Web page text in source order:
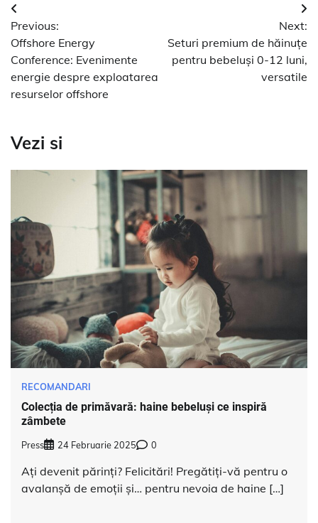
Navigare
în
articole
Previous:
Offshore Energy
Conference: Evenimente
energie despre exploatarea
resurselor offshore
Next:
Seturi premium de hăinuțe
pentru bebeluși 0-12 luni,
versatile
Vezi si
RECOMANDARI
Colecția de primăvară: haine bebeluși ce inspiră
zâmbete
Press 24 Februarie 2025 0
Ați devenit părinți? Felicitări! Pregătiți-vă pentru o
avalanșă de emoții și… pentru nevoia de haine […]